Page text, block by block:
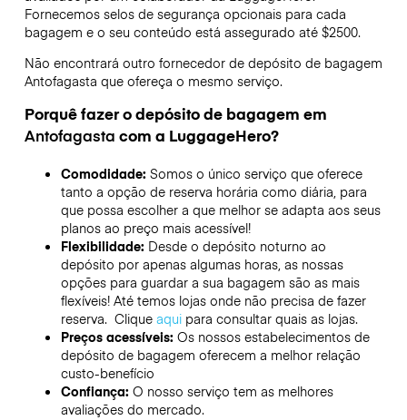
Fornecemos selos de segurança opcionais para cada
bagagem e o seu conteúdo está assegurado até $2500.
Não encontrará outro fornecedor de depósito de bagagem
Antofagasta que ofereça o mesmo serviço.
Porquê fazer o depósito de bagagem em
Antofagasta com a LuggageHero?
Comodidade: Somos o único serviço que oferece
tanto a opção de reserva horária como diária, para
que possa escolher a que melhor se adapta aos seus
planos ao preço mais acessível!
Flexibilidade: Desde o depósito noturno ao
depósito por apenas algumas horas, as nossas
opções para guardar a sua bagagem são as mais
flexíveis! Até temos lojas onde não precisa de fazer
reserva. Clique aquipara consultar quais as lojas.
Preços acessíveis: Os nossos estabelecimentos de
depósito de bagagem oferecem a melhor relação
custo-benefício
Confiança: O nosso serviço tem as melhores
avaliações do mercado.